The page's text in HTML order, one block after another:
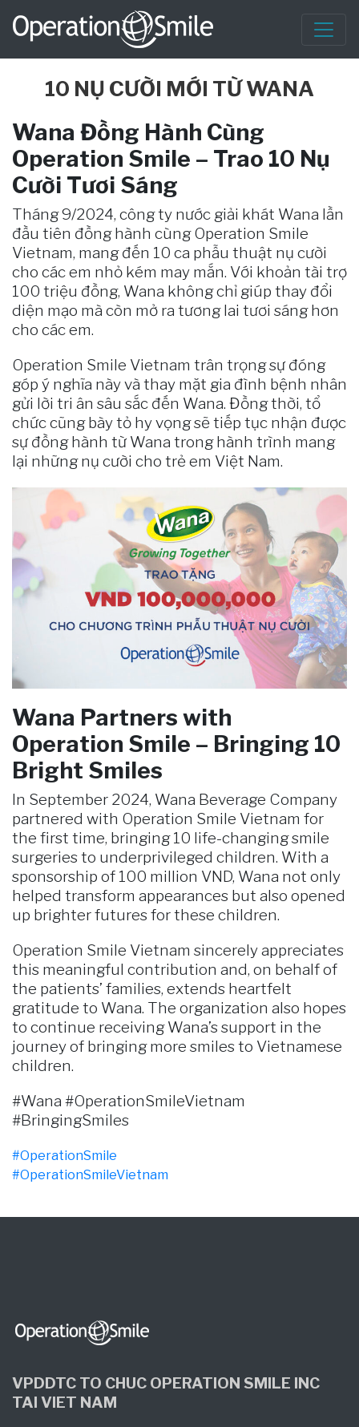
10 NỤ CƯỜI MỚI TỪ WANA
Wana Đồng Hành Cùng
Operation Smile – Trao 10 Nụ
Cười Tươi Sáng
Tháng 9/2024, công ty nước giải khát Wana lần
đầu tiên đồng hành cùng Operation Smile
Vietnam, mang đến 10 ca phẫu thuật nụ cười
cho các em nhỏ kém may mắn. Với khoản tài trợ
100 triệu đồng, Wana không chỉ giúp thay đổi
diện mạo mà còn mở ra tương lai tươi sáng hơn
cho các em.
Operation Smile Vietnam trân trọng sự đóng
góp ý nghĩa này và thay mặt gia đình bệnh nhân
gửi lời tri ân sâu sắc đến Wana. Đồng thời, tổ
chức cũng bày tỏ hy vọng sẽ tiếp tục nhận được
sự đồng hành từ Wana trong hành trình mang
lại những nụ cười cho trẻ em Việt Nam.
Wana Partners with
Operation Smile – Bringing 10
Bright Smiles
In September 2024, Wana Beverage Company
partnered with Operation Smile Vietnam for
the first time, bringing 10 life-changing smile
surgeries to underprivileged children. With a
sponsorship of 100 million VND, Wana not only
helped transform appearances but also opened
up brighter futures for these children.
Operation Smile Vietnam sincerely appreciates
this meaningful contribution and, on behalf of
the patients’ families, extends heartfelt
gratitude to Wana. The organization also hopes
to continue receiving Wana’s support in the
journey of bringing more smiles to Vietnamese
children.
#Wana #OperationSmileVietnam
#BringingSmiles
#OperationSmile
#OperationSmileVietnam
VPDDTC TO CHUC OPERATION SMILE INC
TAI VIET NAM